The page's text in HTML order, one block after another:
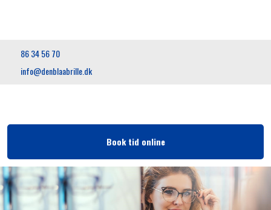
86 34 56 70
info@denblaabrille.dk
Book tid​ online